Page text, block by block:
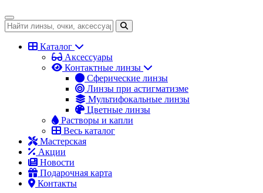
Каталог
Аксессуары
Контактные линзы
Сферические линзы
Линзы при астигматизме
Мультифокальные линзы
Цветные линзы
Растворы и капли
Весь каталог
Мастерская
Акции
Новости
Подарочная карта
Контакты